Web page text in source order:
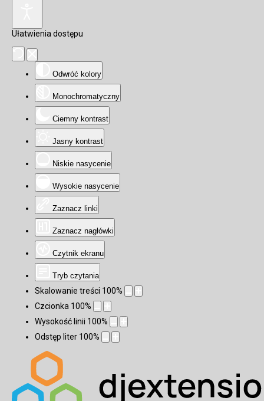
Ułatwienia dostępu
Odwróć kolory
Monochromatyczny
Ciemny kontrast
Jasny kontrast
Niskie nasycenie
Wysokie nasycenie
Zaznacz linki
Zaznacz nagłówki
Czytnik ekranu
Tryb czytania
Skalowanie treści 100%
Czcionka 100%
Wysokość linii 100%
Odstęp liter 100%